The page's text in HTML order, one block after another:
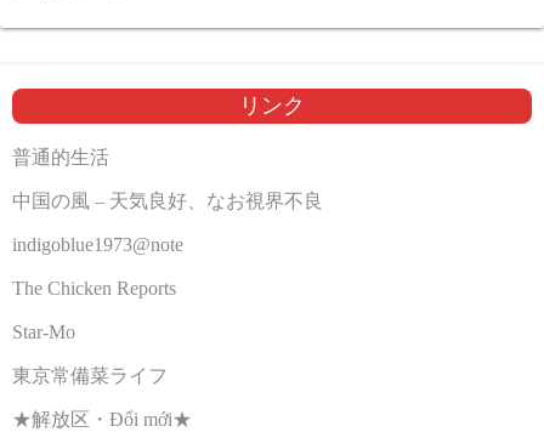
リンク
普通的生活
中国の風 – 天気良好、なお視界不良
indigoblue1973@note
The Chicken Reports
Star-Mo
東京常備菜ライフ
★解放区・Đổi mới★